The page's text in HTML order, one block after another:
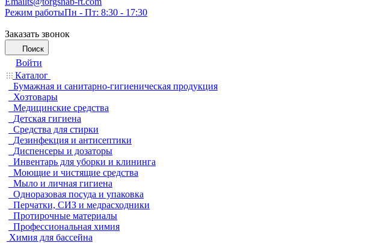
Режим работыПн - Пт: 8:30 - 17:30
Заказать звонок
Поиск
Войти
Каталог
Бумажная и санитарно-гигиеническая продукция
Хозтовары
Медицинские средства
Детская гигиена
Средства для стирки
Дезинфекция и антисептики
Диспенсеры и дозаторы
Инвентарь для уборки и клининга
Моющие и чистящие средства
Мыло и личная гигиена
Одноразовая посуда и упаковка
Перчатки, СИЗ и медрасходники
Протирочные материалы
Профессиональная химия
Химия для бассейна